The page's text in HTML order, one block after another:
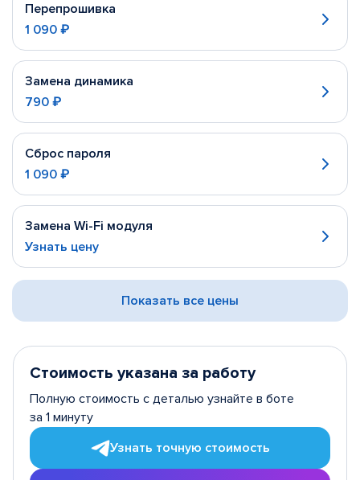
Перепрошивка
1 090 ₽
Замена динамика
790 ₽
Сброс пароля
1 090 ₽
Замена Wi-Fi модуля
Узнать цену
Показать все цены
Стоимость указана за работу
Полную стоимость с деталью узнайте в боте
за 1 минуту
Узнать точную стоимость